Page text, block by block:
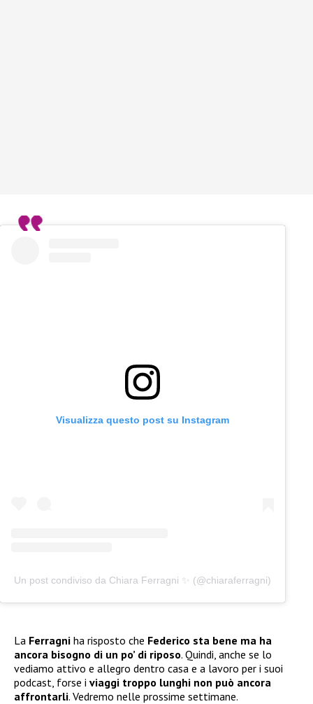
Visualizza questo post su Instagram
Un post condiviso da Chiara Ferragni ✨ (@chiaraferragni)
La Ferragni ha risposto che Federico sta bene ma ha
ancora bisogno di un po’ di riposo. Quindi, anche se lo
vediamo attivo e allegro dentro casa e a lavoro per i suoi
podcast, forse i viaggi troppo lunghi non può ancora
affrontarli. Vedremo nelle prossime settimane.